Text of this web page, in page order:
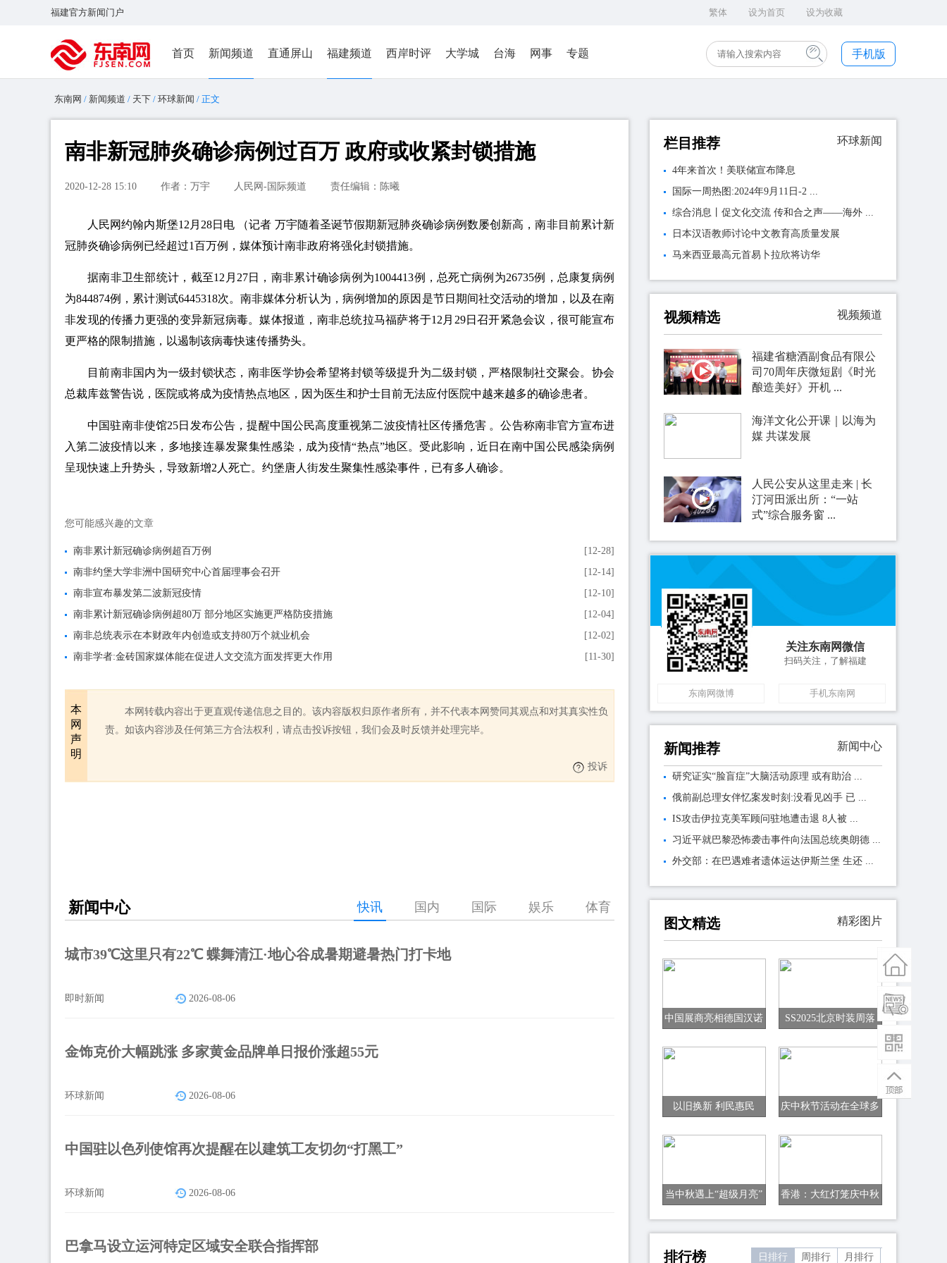
福建官方新闻门户 繁体 设为首页 设为收藏
首页 新闻频道 直通屏山 福建频道 西岸时评 大学城 台海 网事 专题 手机版
东南网 / 新闻频道 / 天下 / 环球新闻 / 正文
南非新冠肺炎确诊病例过百万 政府或收紧封锁措施
2020-12-28 15:10 作者：万宇 人民网-国际频道 责任编辑：陈曦
人民网约翰内斯堡12月28日电 （记者 万宇随着圣诞节假期新冠肺炎确诊病例数屡创新高，南非目前累计新
冠肺炎确诊病例已经超过1百万例，媒体预计南非政府将强化封锁措施。
据南非卫生部统计，截至12月27日，南非累计确诊病例为1004413例，总死亡病例为26735例，总康复病例
为844874例，累计测试6445318次。南非媒体分析认为，病例增加的原因是节日期间社交活动的增加，以及在南
非发现的传播力更强的变异新冠病毒。媒体报道，南非总统拉马福萨将于12月29日召开紧急会议，很可能宣布
更严格的限制措施，以遏制该病毒快速传播势头。
目前南非国内为一级封锁状态，南非医学协会希望将封锁等级提升为二级封锁，严格限制社交聚会。协会
总裁库兹警告说，医院或将成为疫情热点地区，因为医生和护士目前无法应付医院中越来越多的确诊患者。
中国驻南非使馆25日发布公告，提醒中国公民高度重视第二波疫情社区传播危害 。公告称南非官方宣布进
入第二波疫情以来，多地接连暴发聚集性感染，成为疫情“热点”地区。受此影响，近日在南中国公民感染病例
呈现快速上升势头，导致新增2人死亡。约堡唐人街发生聚集性感染事件，已有多人确诊。
您可能感兴趣的文章
[12-28]
南非累计新冠确诊病例超百万例
[12-14]
南非约堡大学非洲中国研究中心首届理事会召开
[12-10]
南非宣布暴发第二波新冠疫情
[12-04]
南非累计新冠确诊病例超80万 部分地区实施更严格防疫措施
[12-02]
南非总统表示在本财政年内创造或支持80万个就业机会
[11-30]
南非学者:金砖国家媒体能在促进人文交流方面发挥更大作用
本
网
声
明
本网转载内容出于更直观传递信息之目的。该内容版权归原作者所有，并不代表本网赞同其观点和对其真实性负
责。如该内容涉及任何第三方合法权利，请点击投诉按钮，我们会及时反馈并处理完毕。
投诉
新闻中心 快讯 国内 国际 娱乐 体育
城市39℃这里只有22℃ 蝶舞清江·地心谷成暑期避暑热门打卡地
即时新闻 2026-08-06
金饰克价大幅跳涨 多家黄金品牌单日报价涨超55元
环球新闻 2026-08-06
中国驻以色列使馆再次提醒在以建筑工友切勿“打黑工”
环球新闻 2026-08-06
巴拿马设立运河特定区域安全联合指挥部
栏目推荐 环球新闻
4年来首次！美联储宣布降息
​国际一周热图:2024年9月11日-2 ...
综合消息丨促文化交流 传和合之声——海外 ...
日本汉语教师讨论中文教育高质量发展
马来西亚最高元首易卜拉欣将访华
视频精选 视频频道
福建省糖酒副食品有限公
司70周年庆微短剧《时光
酿造美好》开机 ...
海洋文化公开课｜以海为
媒 共谋发展
人民公安从这里走来 | 长
汀河田派出所：“一站
式”综合服务窗 ...
关注东南网微信
扫码关注，了解福建
东南网微博 手机东南网
新闻推荐 新闻中心
研究证实“脸盲症”大脑活动原理 或有助治 ...
俄前副总理女伴忆案发时刻:没看见凶手 已 ...
IS攻击伊拉克美军顾问驻地遭击退 8人被 ...
习近平就巴黎恐怖袭击事件向法国总统奥朗德 ...
外交部：在巴遇难者遗体运达伊斯兰堡 生还 ...
图文精选 精彩图片
中国展商亮相德国汉诺
SS2025北京时装周落
以旧换新 利民惠民
庆中秋节活动在全球多
当中秋遇上“超级月亮” 香港：大红灯笼庆中秋
排行榜 日排行 周排行 月排行